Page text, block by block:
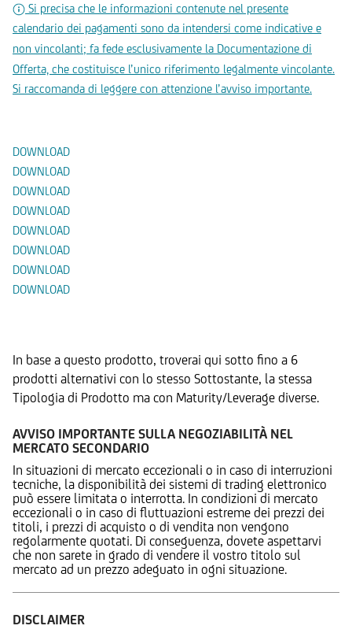
Si precisa che le informazioni contenute nel presente
calendario dei pagamenti sono da intendersi come indicative e
non vincolanti; fa fede esclusivamente la Documentazione di
Offerta, che costituisce l’unico riferimento legalmente vincolante.
Si raccomanda di leggere con attenzione l’avviso importante.
DOWNLOAD
DOWNLOAD
DOWNLOAD
DOWNLOAD
DOWNLOAD
DOWNLOAD
DOWNLOAD
DOWNLOAD
In base a questo prodotto, troverai qui sotto fino a 6
prodotti alternativi con lo stesso Sottostante, la stessa
Tipologia di Prodotto ma con Maturity/Leverage diverse.
AVVISO IMPORTANTE SULLA NEGOZIABILITÀ NEL
MERCATO SECONDARIO
In situazioni di mercato eccezionali o in caso di interruzioni
tecniche, la disponibilità dei sistemi di trading elettronico
può essere limitata o interrotta. In condizioni di mercato
eccezionali o in caso di fluttuazioni estreme dei prezzi dei
titoli, i prezzi di acquisto o di vendita non vengono
regolarmente quotati. Di conseguenza, dovete aspettarvi
che non sarete in grado di vendere il vostro titolo sul
mercato ad un prezzo adeguato in ogni situazione.
DISCLAIMER